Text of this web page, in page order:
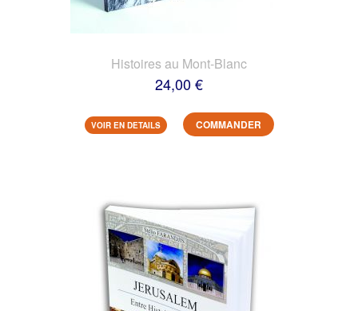
Histoires au Mont-Blanc
24,00 €
VOIR EN DETAILS COMMANDER